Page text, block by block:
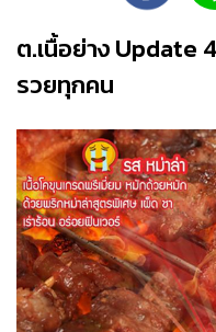
ต.เนื้อย่าง Update
รวยทุกคน